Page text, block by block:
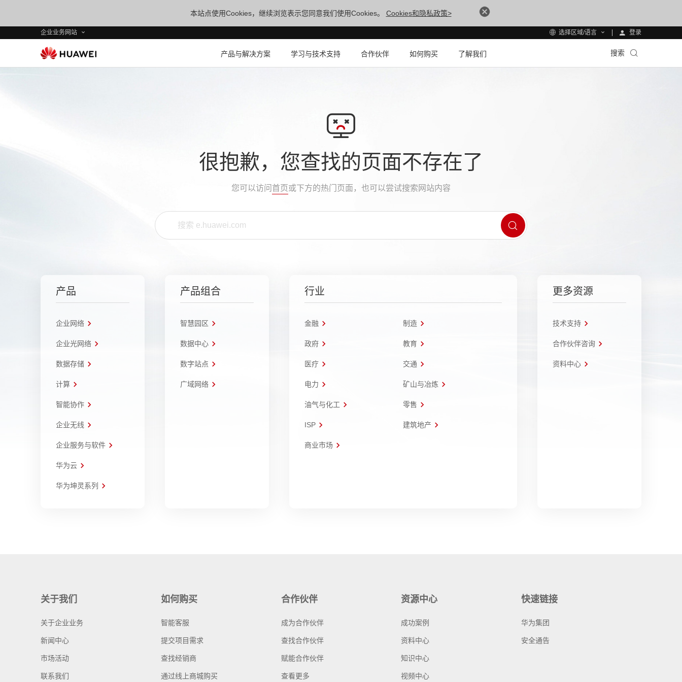
本站点使用Cookies，继续浏览表示您同意我们使用Cookies。 Cookies和隐私政策>
企业业务网站 选择区域/语言 登录
产品与解决方案 学习与技术支持 合作伙伴 如何购买 了解我们 搜索
很抱歉，您查找的页面不存在了
您可以访问 首页或下方的热门页面，也可以尝试搜索网站内容
产品
企业网络
企业光网络
数据存储
计算
智能协作
企业无线
企业服务与软件
华为云
华为坤灵系列
产品组合
智慧园区
数据中心
数字站点
广域网络
行业
金融 制造
政府 教育
医疗 交通
电力 矿山与冶炼
油气与化工 零售
ISP 建筑地产
商业市场
更多资源
技术支持
合作伙伴咨询
资料中心
关于我们
关于企业业务
新闻中心
市场活动
联系我们
如何购买
智能客服
提交项目需求
查找经销商
通过线上商城购买
合作伙伴
成为合作伙伴
查找合作伙伴
赋能合作伙伴
查看更多
资源中心
成功案例
资料中心
知识中心
视频中心
快速链接
华为集团
安全通告